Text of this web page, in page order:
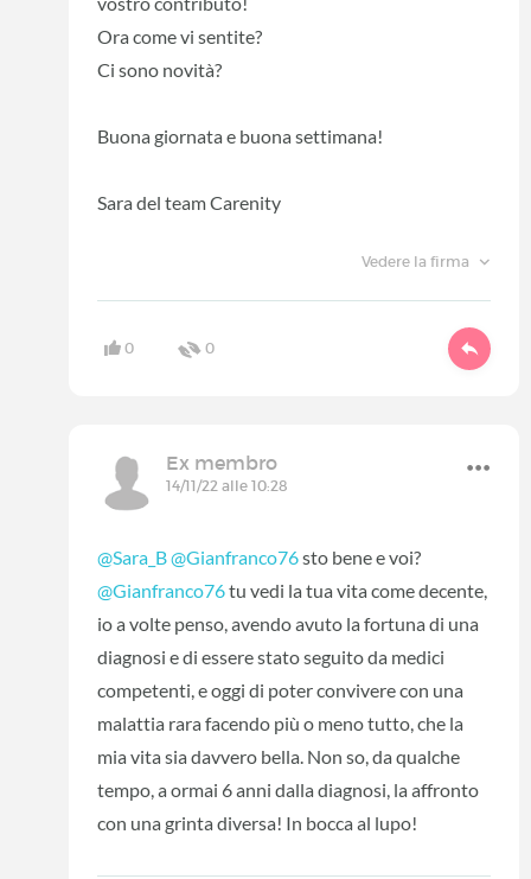
Ora come vi sentite?
Ci sono novità?
Buona giornata e buona settimana!
Sara del team Carenity
Vedere la firma
0 0
Ex membro
14/11/22 alle 10:28
@Sara_B@Gianfranco76sto bene e voi?
@Gianfranco76tu vedi la tua vita come decente,
io a volte penso, avendo avuto la fortuna di una
diagnosi e di essere stato seguito da medici
competenti, e oggi di poter convivere con una
malattia rara facendo più o meno tutto, che la
mia vita sia davvero bella. Non so, da qualche
tempo, a ormai 6 anni dalla diagnosi, la affronto
con una grinta diversa! In bocca al lupo!